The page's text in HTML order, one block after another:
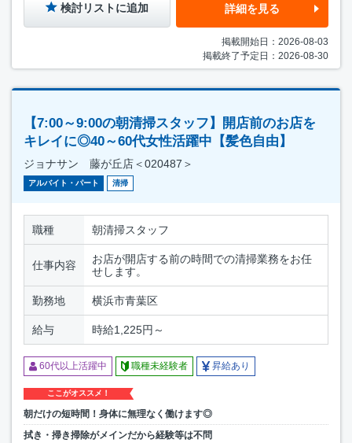
検討リストに追加 詳細を見る
掲載開始日：2026-08-03
掲載終了予定日：2026-08-30
【7:00～9:00の朝清掃スタッフ】開店前のお店を
キレイに◎40～60代女性活躍中【髪色自由】
ジョナサン 藤が丘店＜020487＞
アルバイト・パート 清掃
職種 朝清掃スタッフ
仕事内容
お店が開店する前の時間での清掃業務をお任
せします。
勤務地 横浜市青葉区
給与 時給1,225円～
60代以上活躍中 職種未経験者 昇給あり
ここがオススメ！
朝だけの短時間！身体に無理なく働けます◎
拭き・掃き掃除がメインだから経験等は不問